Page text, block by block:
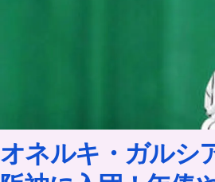
オネルキ・ガルシ